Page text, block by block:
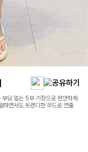
담 없는 5부 기장으로 편안하게
하면서도 트렌디한 무드로 연출